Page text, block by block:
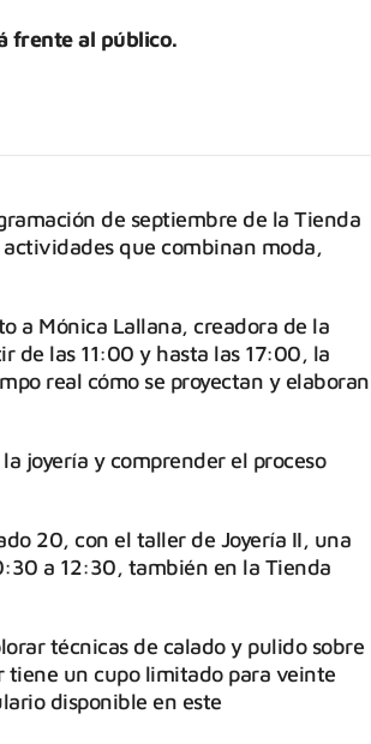
frente al público.
de septiembre de la Tienda
que combinan moda,
a Mónica Lallana, creadora de la
de las 11:00 y hasta las 17:00, la
real cómo se proyectan y elaboran
joyería y comprender el proceso
20, con el taller de Joyería II, una
a 12:30, también en la Tienda
técnicas de calado y pulido sobre
tiene un cupo limitado para veinte
disponible en este